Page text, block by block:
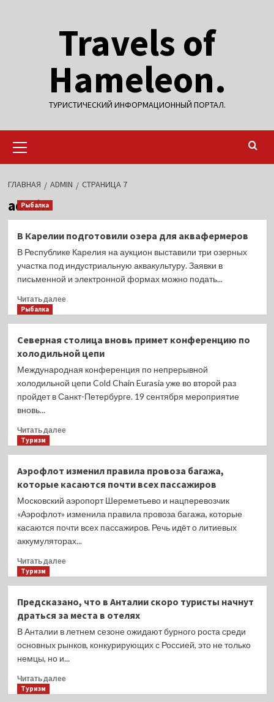
Travels of
Hameleon.
ТУРИСТИЧЕСКИЙ ИНФОРМАЦИОННЫЙ ПОРТАЛ.
меню
ГЛАВНАЯ ADMIN СТРАНИЦА 7
admin
Рыбалка
В Карелии подготовили озера для аквафермеров
В Республике Карелия на аукцион выставили три озерных
участка под индустриальную аквакультуру. Заявки в
письменной и электронной формах можно подать...
Читать далееПрочитать
Карелии
подготовили
озера
для
аквафермеров
Рыбалка
Северная столица вновь примет конференцию по
холодильной цепи
Международная конференция по непрерывной
холодильной цепи Cold Chain Eurasia уже во второй раз
пройдет в Санкт-Петербурге. 19 сентября мероприятие
вновь...
Читать далееПрочитать
столица
вновь
примет
холодильной
цепи
Туризм
Аэрофлот изменил правила провоза багажа,
которые касаются почти всех пассажиров
Московский аэропорт Шереметьево и нацперевозчик
«Аэрофлот» изменила правила провоза багажа, которые
касаются почти всех пассажиров. Речь идёт о литиевых
аккумуляторах...
Читать далееПрочитать
изменил
правила
провоза
которые
касаются
почти
Туризм
Предсказано, что в Анталии скоро туристы начнут
драться за места в отелях
В Анталии в летнем сезоне ожидают бурного роста среди
основных рынков, конкурирующих с Россией, это не только
немцы, но и...
Читать далееПрочитать
Туризм